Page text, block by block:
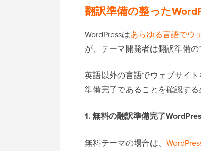
翻訳準備の整った
WordPressはあらゆる言語でウ
が、テーマ開発者は翻訳準備
英語以外の言語でウェブサイ
準備完了であることを確認する
1. 無料の翻訳準備完了
無料テーマの場合は、